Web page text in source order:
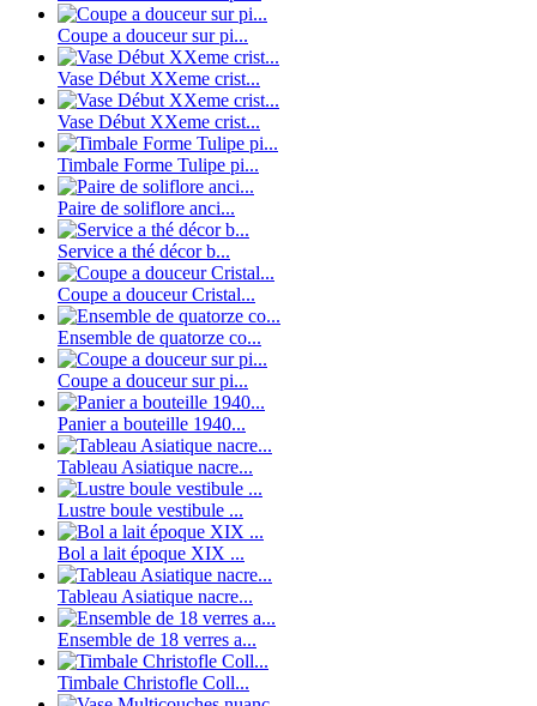
Coupe a douceur sur pi...
Vase Début XXeme crist...
Vase Début XXeme crist...
Timbale Forme Tulipe pi...
Paire de soliflore anci...
Service a thé décor b...
Coupe a douceur Cristal...
Ensemble de quatorze co...
Coupe a douceur sur pi...
Panier a bouteille 1940...
Tableau Asiatique nacre...
Lustre boule vestibule ...
Bol a lait époque XIX ...
Tableau Asiatique nacre...
Ensemble de 18 verres a...
Timbale Christofle Coll...